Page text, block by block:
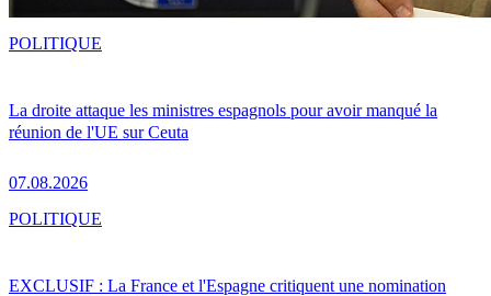
La droite attaque les ministres espagnols pour avoir manqué la
réunion de l'UE sur Ceuta
07.08.2026
POLITIQUE
EXCLUSIF : La France et l'Espagne critiquent une nomination
POLITIQUE